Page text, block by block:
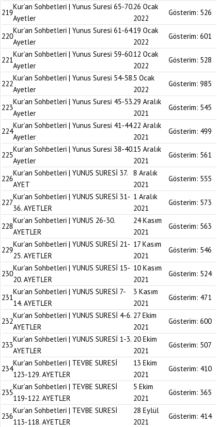
219
Kur’an Sohbetleri | Yunus Suresi 65-70.
Ayetler
26 Ocak
2022
Gösterim: 526
220
Kur’an Sohbetleri | Yunus Suresi 61-64.
Ayetler
19 Ocak
2022
Gösterim: 601
221
Kur’an Sohbetleri | Yunus Suresi 59-60.
Ayetler
12 Ocak
2022
Gösterim: 528
222
Kur’an Sohbetleri | Yunus Suresi 54-58.
Ayetler
5 Ocak
2022
Gösterim: 985
223
Kur’an Sohbetleri | Yunus Suresi 45-53.
Ayetler
29 Aralık
2021
Gösterim: 545
224
Kur’an Sohbetleri | Yunus Suresi 41-44.
Ayetler
22 Aralık
2021
Gösterim: 499
225
Kur’an Sohbetleri | Yunus Suresi 38-40.
Ayetler
15 Aralık
2021
Gösterim: 561
226
Kur’an Sohbetleri | YUNUS SURESİ 37.
AYET
8 Aralık
2021
Gösterim: 555
227
Kur’an Sohbetleri | YUNUS SURESİ 31-
36. AYETLER
1 Aralık
2021
Gösterim: 573
228
Kur’an Sohbetleri | YUNUS 26-30.
AYETLER
24 Kasım
2021
Gösterim: 563
229
Kur’an Sohbetleri | YUNUS SURESİ 21-
25. AYETLER
17 Kasım
2021
Gösterim: 546
230
Kur’an Sohbetleri | YUNUS SURESİ 15-
20. AYETLER
10 Kasım
2021
Gösterim: 524
231
Kur’an Sohbetleri | YUNUS SURESİ 7-
14. AYETLER
3 Kasım
2021
Gösterim: 471
232
Kur’an Sohbetleri | YUNUS SURESİ 4-6.
AYETLER
27 Ekim
2021
Gösterim: 600
233
Kur’an Sohbetleri | YUNUS SURESİ 1-3.
AYETLER
20 Ekim
2021
Gösterim: 507
234
Kur’an Sohbetleri | TEVBE SURESİ
123-129. AYETLER
13 Ekim
2021
Gösterim: 410
235
Kur’an Sohbetleri | TEVBE SURESİ
119-122. AYETLER
5 Ekim
2021
Gösterim: 365
236
Kur’an Sohbetleri | TEVBE SURESİ
113-118. AYETLER
28 Eylül
2021
Gösterim: 414